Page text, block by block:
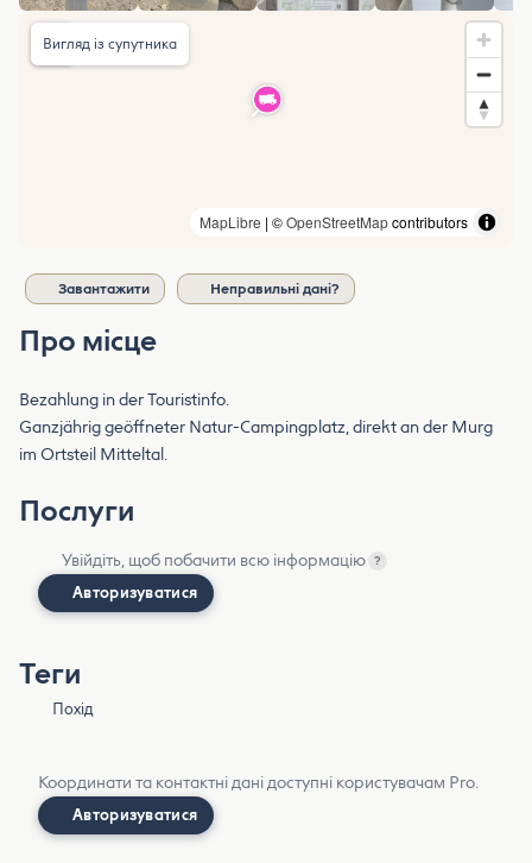
MapLibre | ©OpenStreetMapcontributors
Вигляд із супутника
Завантажити Неправильні дані?
Про місце
Bezahlung in der Touristinfo.
Ganzjährig geöffneter Natur-Campingplatz, direkt an der Murg
im Ortsteil Mitteltal.
Послуги
Увійдіть, щоб побачити всю інформацію ?
Авторизуватися
Теги
Похід
Координати та контактні дані доступні користувачам Pro.
Авторизуватися